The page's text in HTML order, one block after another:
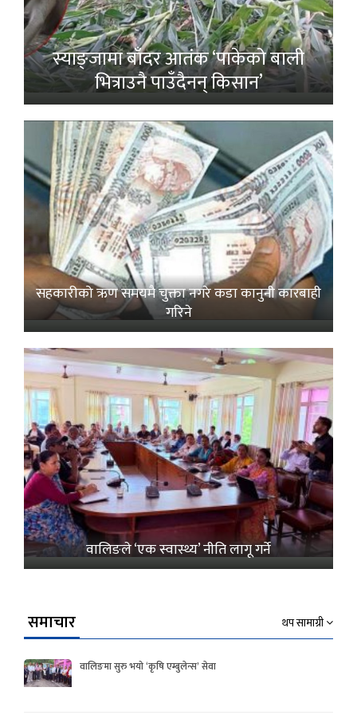
स्याङ्जामा बाँदर आतंक ‘पाकेको बाली
भित्राउनै पाउँदैनन् किसान’
सहकारीको ऋण समयमै चुक्ता नगरे कडा कानुनी कारबाही
गरिने
वालिङले ‘एक स्वास्थ्य’ नीति लागू गर्ने
समाचार थप सामाग्री
वालिङमा सुरु भयो ‘कृषि एम्बुलेन्स’ सेवा